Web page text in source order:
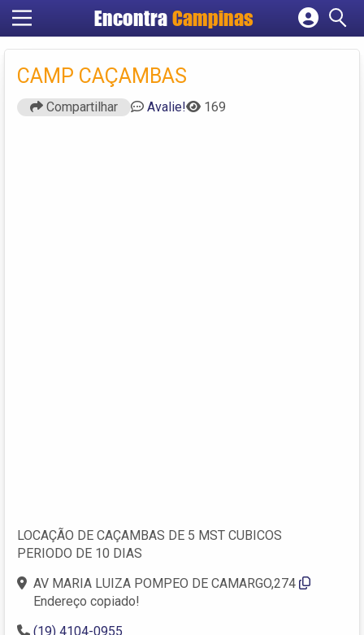
Encontra Campinas
Cadastrar empresa
Criar conta
CAMP CAÇAMBAS
Compartilhar Avalie! 169
LOCAÇÃO DE CAÇAMBAS DE 5 MST CUBICOS
PERIODO DE 10 DIAS
AV MARIA LUIZA POMPEO DE CAMARGO,274
Endereço copiado!
(19) 4104-0955